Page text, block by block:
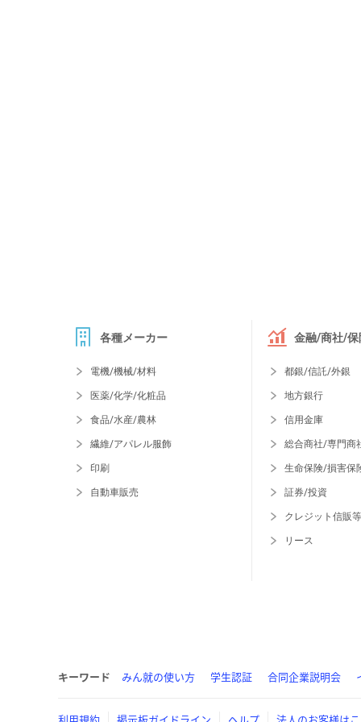
各種メーカー
電機/機械/材料
医薬/化学/化粧品
食品/水産/農林
繊維/アパレル服飾
印刷
自動車販売
金融/商社/保
都銀/信託/外銀
地方銀行
信用金庫
総合商社/専門商
生命保険/損害保
証券/投資
クレジット信販等
リース
キーワード みん就の使い方 学生認証 合同企業説明会